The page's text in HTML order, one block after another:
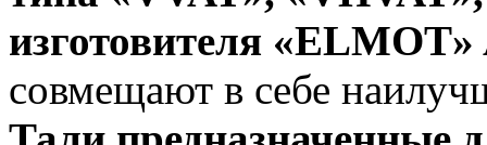
изготовителя
совмещают в себе